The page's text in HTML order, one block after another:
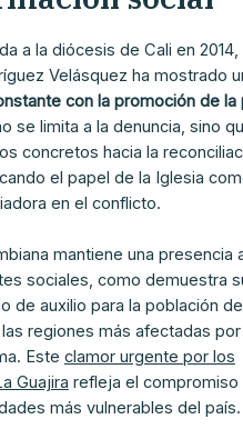
a la diócesis de Cali en 2014,
Velásquez ha mostrado
con la promoción de la
se limita a la denuncia, sino
concretos hacia la
el papel de la Iglesia
en el conflicto.
mantiene una presencia
sociales, como demuestra
de auxilio para la población
regiones más afectadas por
Este clamor urgente por los
Guajira refleja el compromiso
más vulnerables del país.